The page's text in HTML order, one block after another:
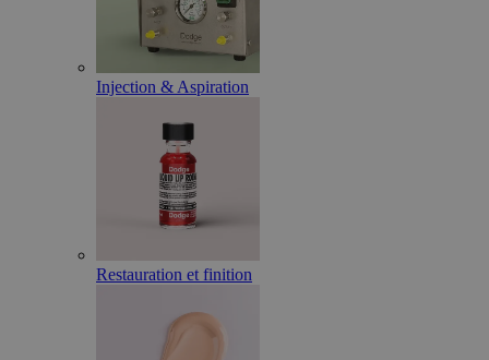
Injection & Aspiration
Restauration et finition